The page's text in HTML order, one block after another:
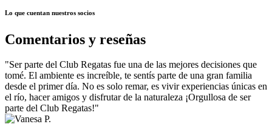
Lo que cuentan nuestros socios
Comentarios y reseñas
"Ser parte del Club Regatas fue una de las mejores decisiones que
tomé. El ambiente es increíble, te sentís parte de una gran familia
desde el primer día. No es solo remar, es vivir experiencias únicas en
el río, hacer amigos y disfrutar de la naturaleza ¡Orgullosa de ser
parte del Club Regatas!"